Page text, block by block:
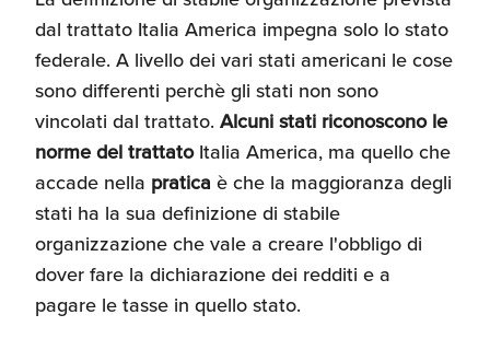
dal trattato Italia America impegna solo lo stato
federale. A livello dei vari stati americani le cose
sono differenti perchè gli stati non sono
vincolati dal trattato. Alcuni stati riconoscono le
norme del trattatoItalia America, ma quello che
accade nella pratica è che la maggioranza degli
stati ha la sua definizione di stabile
organizzazione che vale a creare l'obbligo di
dover fare la dichiarazione dei redditi e a
pagare le tasse in quello stato.